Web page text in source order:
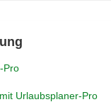
Urlaubsplaner-Pro